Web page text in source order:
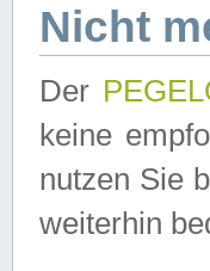
Nicht
Der
keine
nutzen Sie
weiterhin